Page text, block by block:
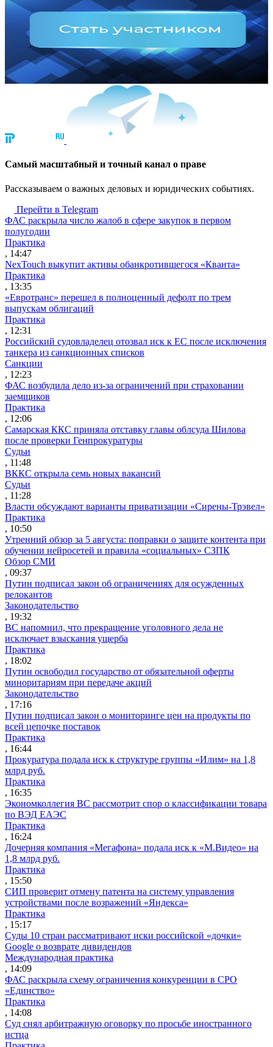
Cамый масштабный и точный канал о праве
Рассказываем о важных деловых и юридических событиях.
Перейти в Telegram
ФАС раскрыла число жалоб в сфере закупок в первом
полугодии
Практика
, 14:47
NexTouch выкупит активы обанкротившегося «Кванта»
Практика
, 13:35
«Евротранс» перешел в полноценный дефолт по трем
выпускам облигаций
Практика
, 12:31
Российский судовладелец отозвал иск к ЕС после исключения
танкера из санкционных списков
Санкции
, 12:23
ФАС возбудила дело из-за ограничений при страховании
заемщиков
Практика
, 12:06
Самарская ККС приняла отставку главы облсуда Шилова
после проверки Генпрокуратуры
Судьи
, 11:48
ВККС открыла семь новых вакансий
Судьи
, 11:28
Власти обсуждают варианты приватизации «Сирены-Трэвел»
Практика
, 10:50
Утренний обзор за 5 августа: поправки о защите контента при
обучении нейросетей и правила «социальных» СЗПК
Обзор СМИ
, 09:37
Путин подписал закон об ограничениях для осужденных
релокантов
Законодательство
, 19:32
ВС напомнил, что прекращение уголовного дела не
исключает взыскания ущерба
Практика
, 18:02
Путин освободил государство от обязательной оферты
миноритариям при передаче акций
Законодательство
, 17:16
Путин подписал закон о мониторинге цен на продукты по
всей цепочке поставок
Практика
, 16:44
Прокуратура подала иск к структуре группы «Илим» на 1,8
млрд руб.
Практика
, 16:35
Экономколлегия ВС рассмотрит спор о классификации товара
по ВЭД ЕАЭС
Практика
, 16:24
Дочерняя компания «Мегафона» подала иск к «М.Видео» на
1,8 млрд руб.
Практика
, 15:50
СИП проверит отмену патента на систему управления
устройствами после возражений «Яндекса»
Практика
, 15:17
Суды 10 стран рассматривают иски российской «дочки»
Google о возврате дивидендов
Международная практика
, 14:09
ФАС раскрыла схему ограничения конкуренции в СРО
«Единство»
Практика
, 14:08
Суд снял арбитражную оговорку по просьбе иностранного
истца